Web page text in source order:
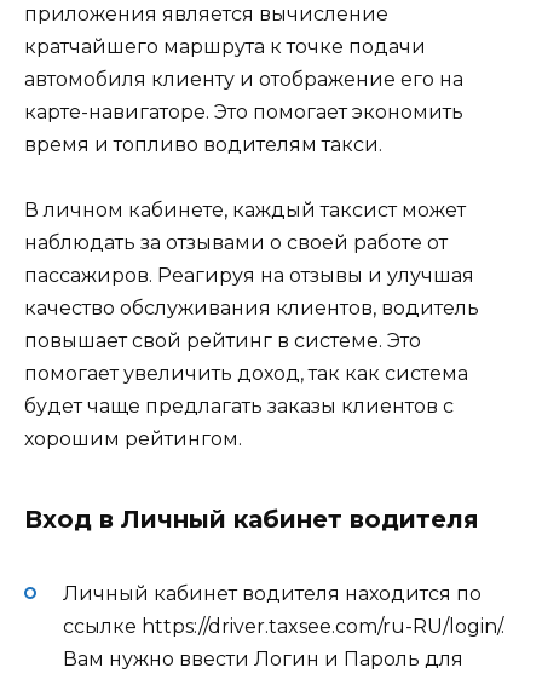
приложения является вычисление
кратчайшего маршрута к точке подачи
автомобиля клиенту и отображение его на
карте-навигаторе. Это помогает экономить
время и топливо водителям такси.
В личном кабинете, каждый таксист может
наблюдать за отзывами о своей работе от
пассажиров. Реагируя на отзывы и улучшая
качество обслуживания клиентов, водитель
повышает свой рейтинг в системе. Это
помогает увеличить доход, так как система
будет чаще предлагать заказы клиентов с
хорошим рейтингом.
Вход в Личный кабинет водителя
Личный кабинет водителя находится по
ссылке https://driver.taxsee.com/ru-RU/login/.
Вам нужно ввести Логин и Пароль для